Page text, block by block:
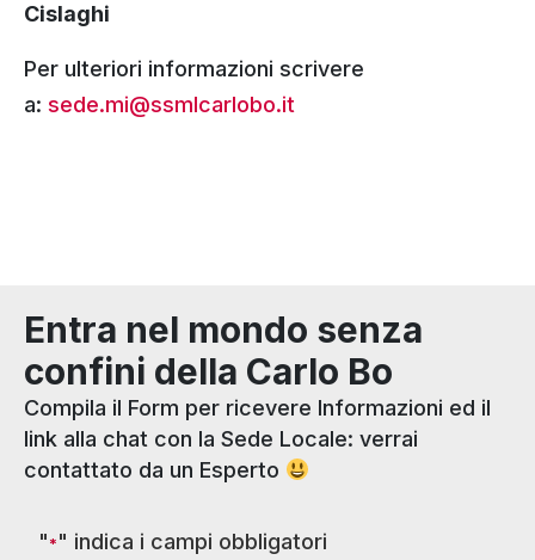
Cislaghi
Per ulteriori informazioni scrivere
a: sede.mi@ssmlcarlobo.it
Entra nel mondo senza
confini della Carlo Bo
Compila il Form per ricevere Informazioni ed il
link alla chat con la Sede Locale: verrai
contattato da un Esperto
"*" indica i campi obbligatori